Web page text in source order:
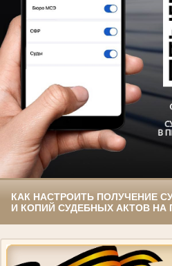
КАК НАСТРОИТЬ ПОЛУЧЕНИЕ
И КОПИЙ СУДЕБНЫХ АКТОВ НА